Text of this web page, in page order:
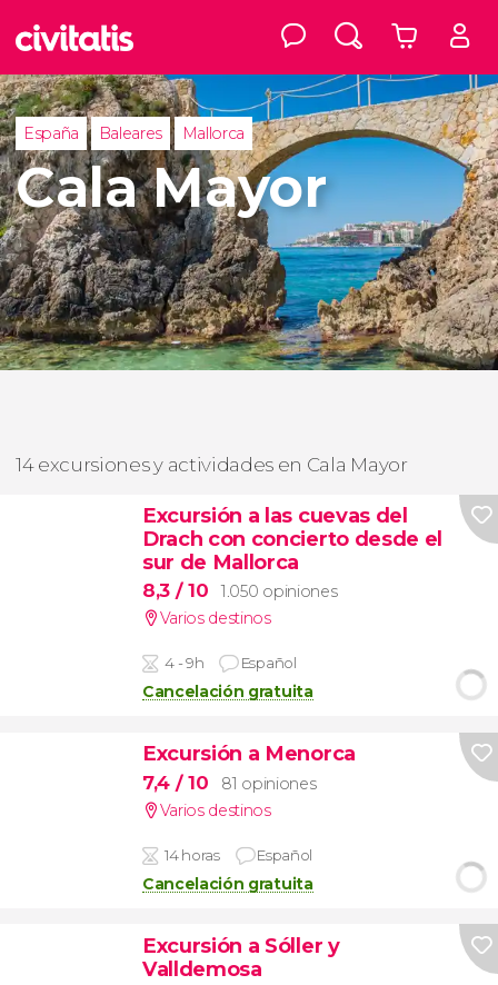
España Baleares Mallorca
Cala Mayor
14 excursiones y actividades en Cala Mayor
Excursión a las cuevas del
Drach con concierto desde el
sur de Mallorca
8,3 / 10
1.050 opiniones
Varios destinos
4 - 9h Español
Cancelación gratuita
Excursión a Menorca
7,4 / 10
81 opiniones
Varios destinos
14 horas Español
Cancelación gratuita
Excursión a Sóller y
Valldemosa